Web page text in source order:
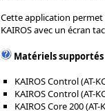
Cette application
KAIROS avec un écran
Matériels supportés
KAIROS Control (AT-
KAIROS Control (AT-
KAIROS Core 200 (AT-